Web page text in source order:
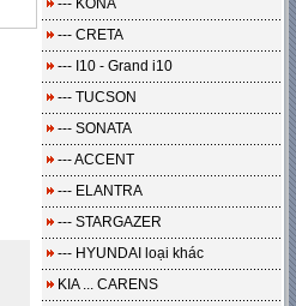
--- KONA
--- CRETA
--- I10 - Grand i10
--- TUCSON
--- SONATA
--- ACCENT
--- ELANTRA
--- STARGAZER
--- HYUNDAI loại khác
KIA ... CARENS